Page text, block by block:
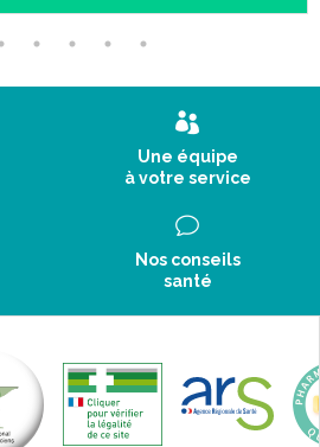
Une équipe
à votre service
Nos conseils
santé